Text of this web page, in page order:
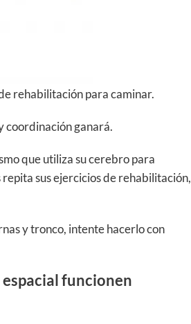
rehabilitación para caminar.
​​coordinación ganará.
que utiliza su cerebro para
sus ejercicios de rehabilitación,
y tronco, intente hacerlo con
funcionen